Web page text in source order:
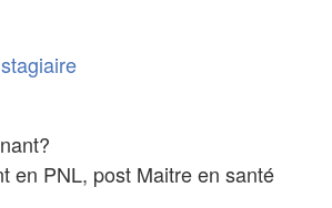
en PNL, post Maitre en santé